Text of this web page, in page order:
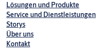
Lösungen und Produkte
Service und Dienstleistungen
Storys
Über uns
Kontakt